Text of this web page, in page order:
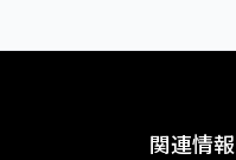
関連情報